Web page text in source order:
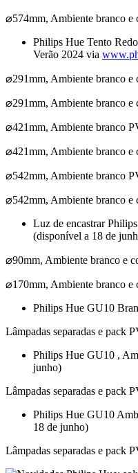
⌀574mm, Ambiente branco
Philips Hue Tento
Verão 2024 via
⌀291mm, Ambiente branco e
⌀291mm, Ambiente branco e
⌀421mm, Ambiente branco
⌀421mm, Ambiente branco e
⌀542mm, Ambiente branco
⌀542mm, Ambiente branco e
Luz de encastrar
(disponível a 18 de
⌀90mm, Ambiente branco e
⌀170mm, Ambiente branco e
Philips Hue GU10
Lâmpadas separadas e pack
Philips Hue GU10 ,
junho)
Lâmpadas separadas e pack
Philips Hue GU10
18 de junho)
Lâmpadas separadas e pack